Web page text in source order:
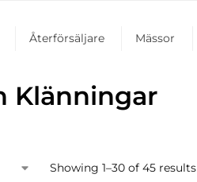
Återförsäljare Mässor
Klänningar
Showing 1–30 of 45 results